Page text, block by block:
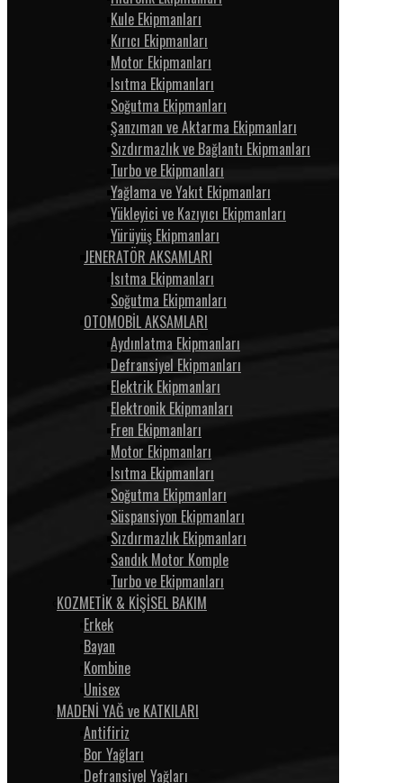
Kule Ekipmanları
Kırıcı Ekipmanları
Motor Ekipmanları
Isıtma Ekipmanları
Soğutma Ekipmanları
Şanzıman ve Aktarma Ekipmanları
Sızdırmazlık ve Bağlantı Ekipmanları
Turbo ve Ekipmanları
Yağlama ve Yakıt Ekipmanları
Yükleyici ve Kazıyıcı Ekipmanları
Yürüyüş Ekipmanları
JENERATÖR AKSAMLARI
Isıtma Ekipmanları
Soğutma Ekipmanları
OTOMOBİL AKSAMLARI
Aydınlatma Ekipmanları
Defransiyel Ekipmanları
Elektrik Ekipmanları
Elektronik Ekipmanları
Fren Ekipmanları
Motor Ekipmanları
Isıtma Ekipmanları
Soğutma Ekipmanları
Süspansiyon Ekipmanları
Sızdırmazlık Ekipmanları
Sandık Motor Komple
Turbo ve Ekipmanları
KOZMETİK & KİŞİSEL BAKIM
Erkek
Bayan
Kombine
Unisex
MADENİ YAĞ ve KATKILARI
Antifiriz
Bor Yağları
Defransiyel Yağları